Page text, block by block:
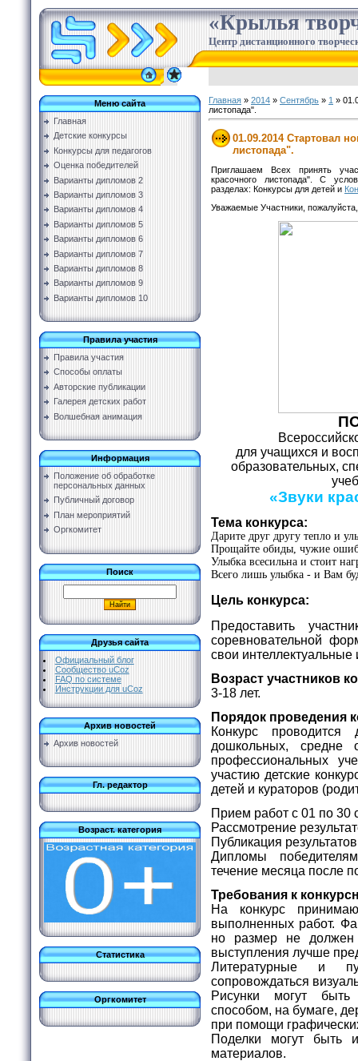
«Крылья
Центр дистанционного
Меню сайта
Главная
Детские конкурсы
Конкурсы для педагогов
Оценка победителей
Варианты дипломов 2
Варианты дипломов 3
Варианты дипломов 4
Варианты дипломов 5
Варианты дипломов 6
Варианты дипломов 7
Варианты дипломов 8
Варианты дипломов 9
Варианты дипломов 10
Правила участия
Правила участия
Способы оплаты
Авторские публикации
Галерея детских работ
Волшебная анимация
Информация
Положение об обработке
персональных данных
Публичный договор
План мероприятий
Оргкомитет
Поиск
Друзья сайта
Официальный блог
Сообщество uCoz
FAQ по системе
Инструкции для uCoz
Архив новостей
Архив новостей
Гл. редактор
Возраст. категория
Статистика
Оргкомитет
Главная » 2014 » Сентябрь » 1 »
листопада".
01.09.2014 Стартовал
листопада".
Приглашаем Всех принять
красочного листопада". С
разделах: Конкурсы для детей и
Уважаемые Участники,
для учащихся и
образовательных,
«Звуки
Тема конкурса:
Дарите друг другу тепло и
Прощайте обиды, чужие
Улыбка всесильна и стоит
Всего лишь улыбка - и Вам
Цель конкурса:
Предоставить
соревновательной
свои интеллектуальные
Возраст участников
3-18 лет.
Порядок проведения
Конкурс
дошкольных, средне
профессиональных
участию детские
детей и кураторов
Прием работ с 01 по 30
Рассмотрение
Публикация
Дипломы
течение месяца после
Требования к
На конкурс
выполненных работ.
но размер не
выступления лучше
Литературные и
сопровождаться
Рисунки могут
способом, на бумаге,
при помощи
Поделки могут быть
материалов.